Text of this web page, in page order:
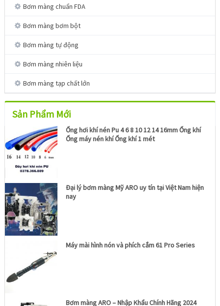
Bơm màng chuẩn FDA
Bơm màng bơm bột
Bơm màng tự động
Bơm màng nhiên liệu
Bơm màng tạp chất lớn
Sản Phẩm Mới
Ống hơi khí nén Pu 4 6 8 10 12 14 16mm Ống khí
Ống máy nén khí Ống khí 1 mét
Đại lý bơm màng Mỹ ARO uy tín tại Việt Nam hiện
nay
Máy mài hình nón và phích cắm 61 Pro Series
Bơm màng ARO – Nhập Khẩu Chính Hãng 2024